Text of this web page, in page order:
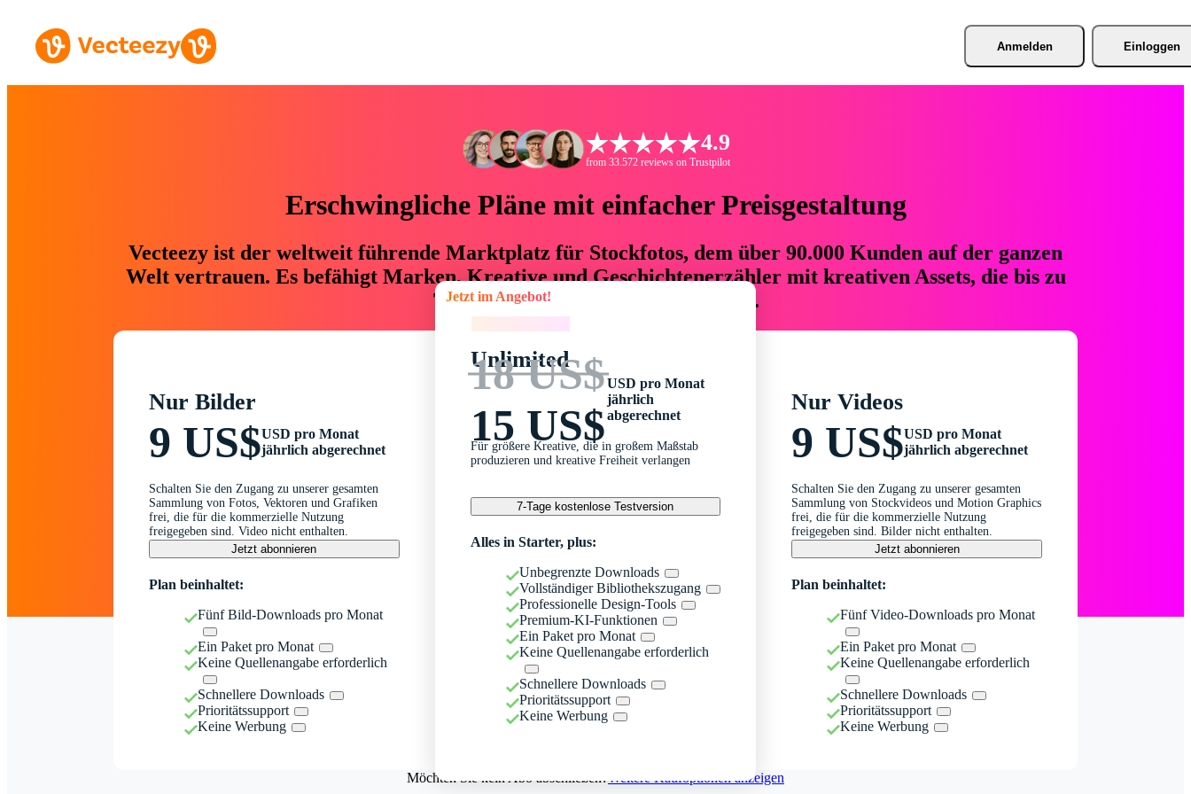
Anmelden Einloggen
4.9
from 33.572 reviews on Trustpilot
Erschwingliche Pläne mit einfacher Preisgestaltung
Vecteezy ist der weltweit führende Marktplatz für Stockfotos, dem über 90.000 Kunden auf der ganzen
Welt vertrauen. Es befähigt Marken, Kreative und Geschichtenerzähler mit kreativen Assets, die bis zu
76 % an Zeit und Budget einsparen.
Nur Bilder
9 US$USD pro Monat
jährlich abgerechnet
Schalten Sie den Zugang zu unserer gesamten
Sammlung von Fotos, Vektoren und Grafiken
frei, die für die kommerzielle Nutzung
freigegeben sind. Video nicht enthalten.
Jetzt abonnieren
Plan beinhaltet:
Fünf Bild-Downloads pro Monat
Ein Paket pro Monat
Keine Quellenangabe erforderlich
Schnellere Downloads
Prioritätssupport
Keine Werbung
Jetzt im Angebot!
Unlimited
18 US$
15 US$
USD pro Monat
jährlich
abgerechnet
Für größere Kreative, die in großem Maßstab
produzieren und kreative Freiheit verlangen
7-Tage kostenlose Testversion
Alles in Starter, plus:
Unbegrenzte Downloads
Vollständiger Bibliothekszugang
Professionelle Design-Tools
Premium-KI-Funktionen
Ein Paket pro Monat
Keine Quellenangabe erforderlich
Schnellere Downloads
Prioritätssupport
Keine Werbung
Nur Videos
9 US$USD pro Monat
jährlich abgerechnet
Schalten Sie den Zugang zu unserer gesamten
Sammlung von Stockvideos und Motion Graphics
frei, die für die kommerzielle Nutzung
freigegeben sind. Bilder nicht enthalten.
Jetzt abonnieren
Plan beinhaltet:
Fünf Video-Downloads pro Monat
Ein Paket pro Monat
Keine Quellenangabe erforderlich
Schnellere Downloads
Prioritätssupport
Keine Werbung
Möchten Sie kein Abo abschließen?Weitere Kaufoptionen anzeigen